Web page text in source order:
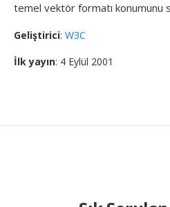
temel vektör formatı konumunu
Geliştirici: W3C
İlk yayın: 4 Eylül 2001